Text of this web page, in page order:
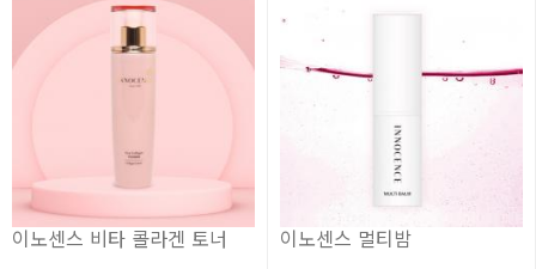
이노센스 비타 콜라겐 토너 이노센스 멀티밤